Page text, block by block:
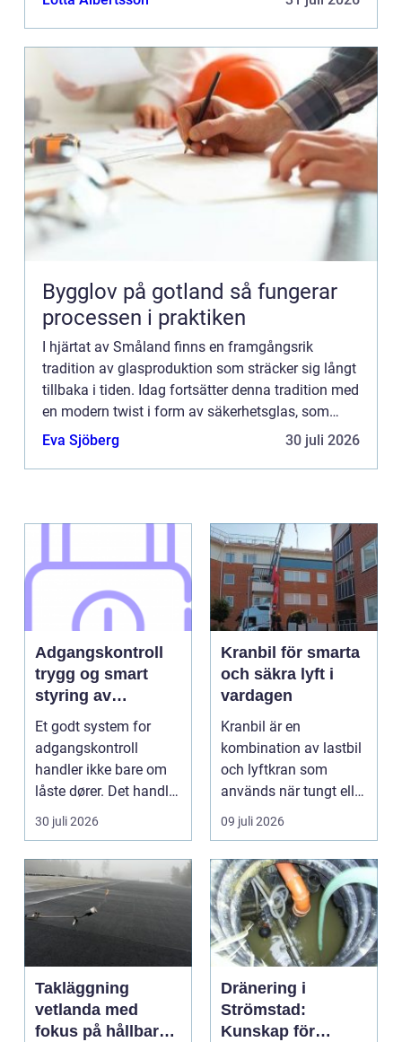
Bygglov på gotland så fungerar
processen i praktiken
I hjärtat av Småland finns en framgångsrik
tradition av glasproduktion som sträcker sig långt
tillbaka i tiden. Idag fortsätter denna tradition med
en modern twist i form av säkerhetsglas, som
kombinerar estetik ...
Eva Sjöberg 30 juli 2026
Adgangskontroll
trygg og smart
styring av
tilganger
Et godt system for
adgangskontroll
handler ikke bare om
låste dører. Det handler
om å ha oversikt, k...
30 juli 2026
Kranbil för smarta
och säkra lyft i
vardagen
Kranbil är en
kombination av lastbil
och lyftkran som
används när tungt eller
skrymma...
09 juli 2026
Takläggning
vetlanda med
fokus på hållbara
Dränering i
Strömstad:
Kunskap för